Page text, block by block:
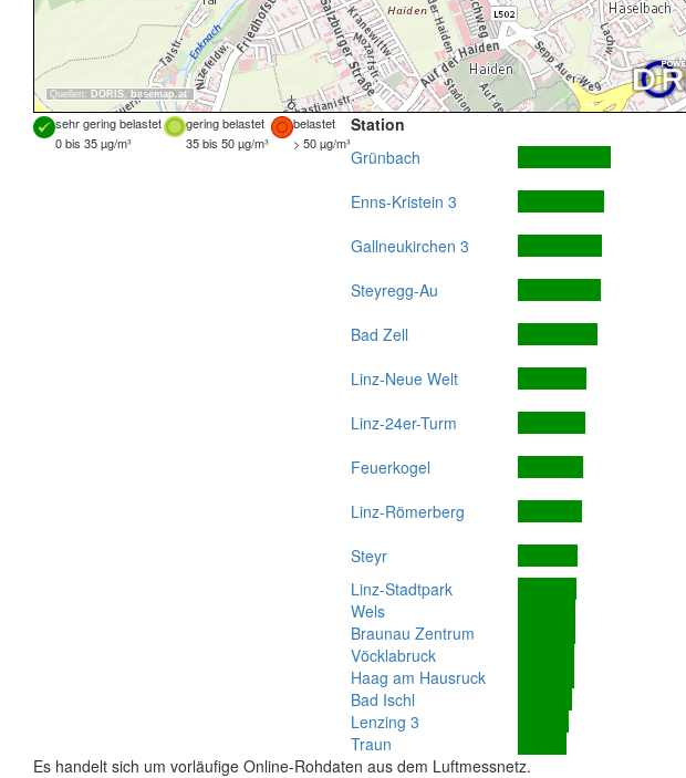
Quellen: DORIS, basemap.at
sehr gering belastet gering belastet
belastet
0 bis 35 µg/m³
35 bis 50 µg/m³ > 50 µg/m³
Station
Grünbach
Enns-Kristein 3
Gallneukirchen 3
Steyregg-Au
Bad Zell
Linz-Neue Welt
Linz-24er-Turm
Feuerkogel
Linz-Römerberg
Steyr
Linz-Stadtpark
Wels
Braunau Zentrum
Vöcklabruck
Haag am Hausruck
Bad Ischl
Lenzing 3
Traun
Es handelt sich um vorläufige Online-Rohdaten aus dem Luftmessnetz.